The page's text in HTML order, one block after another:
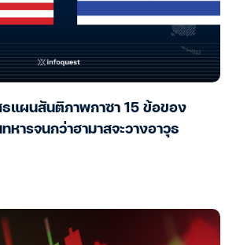
ธแผนสันติภาพกาซา 15 ข้อของ
หารจนกว่าฮามาสจะวางอาวุธ